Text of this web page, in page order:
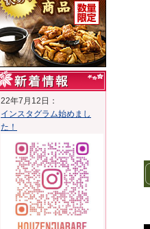
22年7月12日：
インスタグラム始めまし
た！